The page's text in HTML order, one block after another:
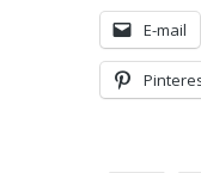
E-mail